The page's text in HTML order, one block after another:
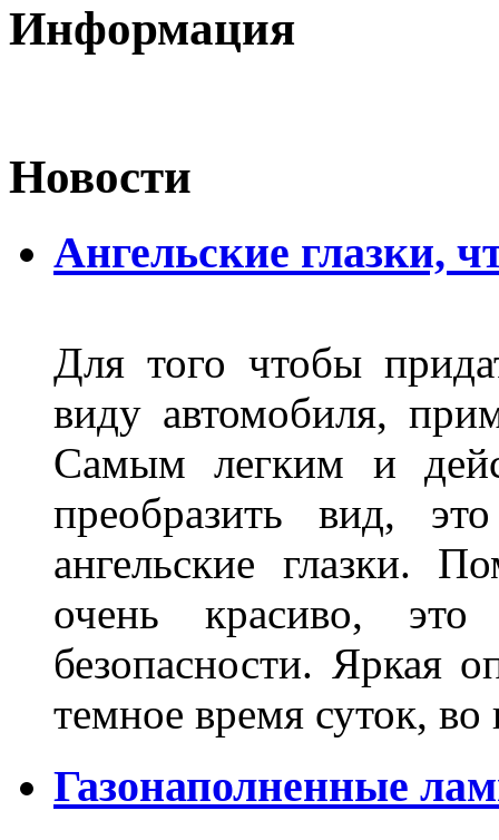
Информация
Новости
Ангельские глазки,
Для того чтобы
виду автомобиля,
Самым легким и
преобразить вид,
ангельские глазки.
очень красиво,
безопасности. Яркая
темное время суток, во
Газонаполненные